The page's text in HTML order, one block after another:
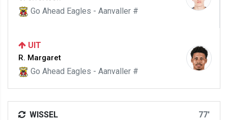
Go Ahead Eagles - Aanvaller #
UIT
R. Margaret
Go Ahead Eagles - Aanvaller #
WISSEL 77'